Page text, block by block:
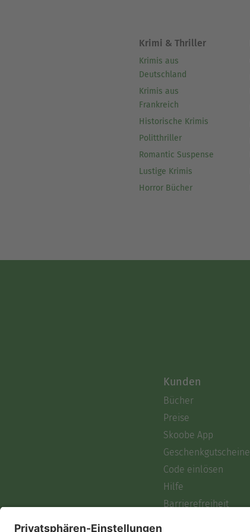
Krimi & Thriller
Krimis aus
Deutschland
Krimis aus
Frankreich
Historische Krimis
Politthriller
Romantic Suspense
Lustige Krimis
Horror Bücher
Kunden
Bücher
Preise
Skoobe App
Geschenkgutscheine
Code einlösen
Hilfe
Barrierefreiheit